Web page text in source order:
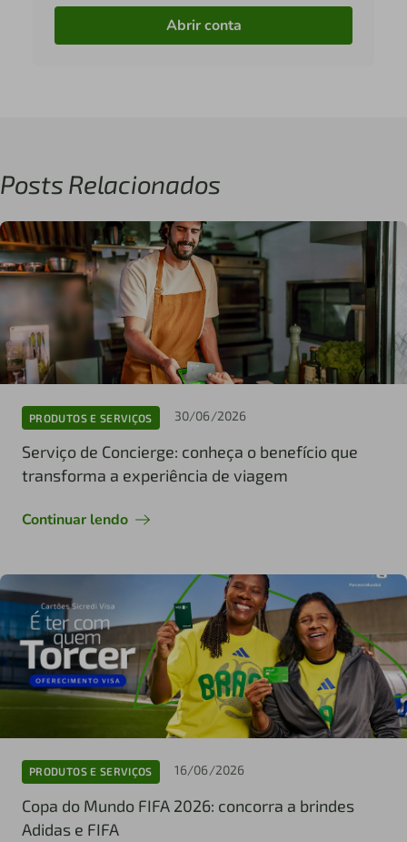
Abrir conta
Posts Relacionados
PRODUTOS E SERVIÇOS 30/06/2026
Serviço de Concierge: conheça o benefício que
transforma a experiência de viagem
Continuar lendo
PRODUTOS E SERVIÇOS 16/06/2026
Copa do Mundo FIFA 2026: concorra a brindes
Adidas e FIFA